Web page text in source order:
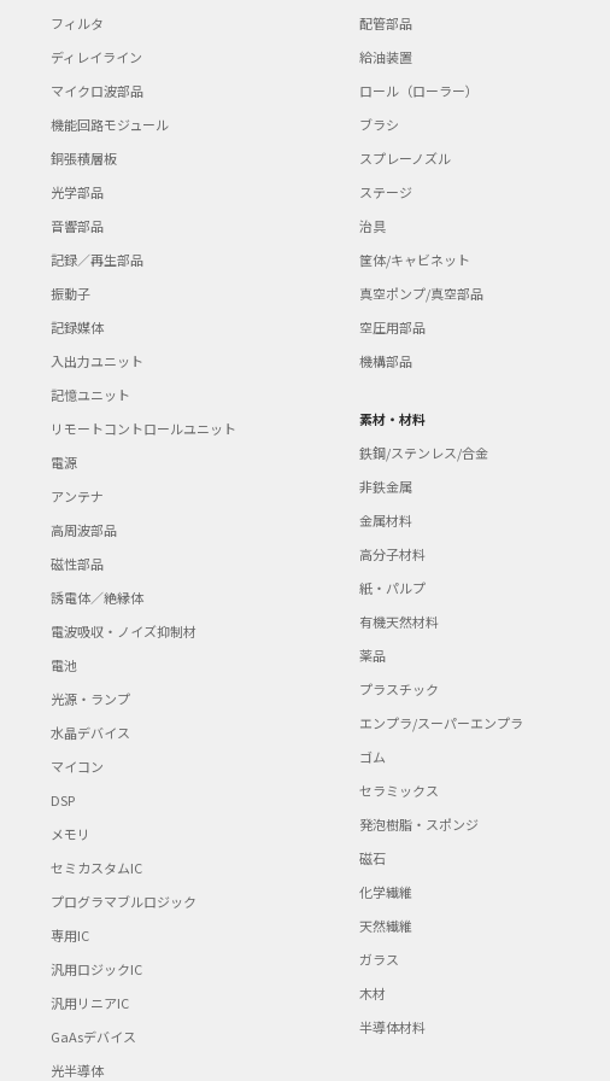
フィルタ
ディレイライン
マイクロ波部品
機能回路モジュール
銅張積層板
光学部品
音響部品
記録／再生部品
振動子
記録媒体
入出力ユニット
記憶ユニット
リモートコントロールユニット
電源
アンテナ
高周波部品
磁性部品
誘電体／絶縁体
電波吸収・ノイズ抑制材
電池
光源・ランプ
水晶デバイス
マイコン
DSP
メモリ
セミカスタムIC
プログラマブルロジック
専用IC
汎用ロジックIC
汎用リニアIC
GaAsデバイス
光半導体
配管部品
給油装置
ロール（ローラー）
ブラシ
スプレーノズル
ステージ
治具
筐体/キャビネット
真空ポンプ/真空部品
空圧用部品
機構部品
素材・材料
鉄鋼/ステンレス/合金
非鉄金属
金属材料
高分子材料
紙・パルプ
有機天然材料
薬品
プラスチック
エンプラ/スーパーエンプラ
ゴム
セラミックス
発泡樹脂・スポンジ
磁石
化学繊維
天然繊維
ガラス
木材
半導体材料